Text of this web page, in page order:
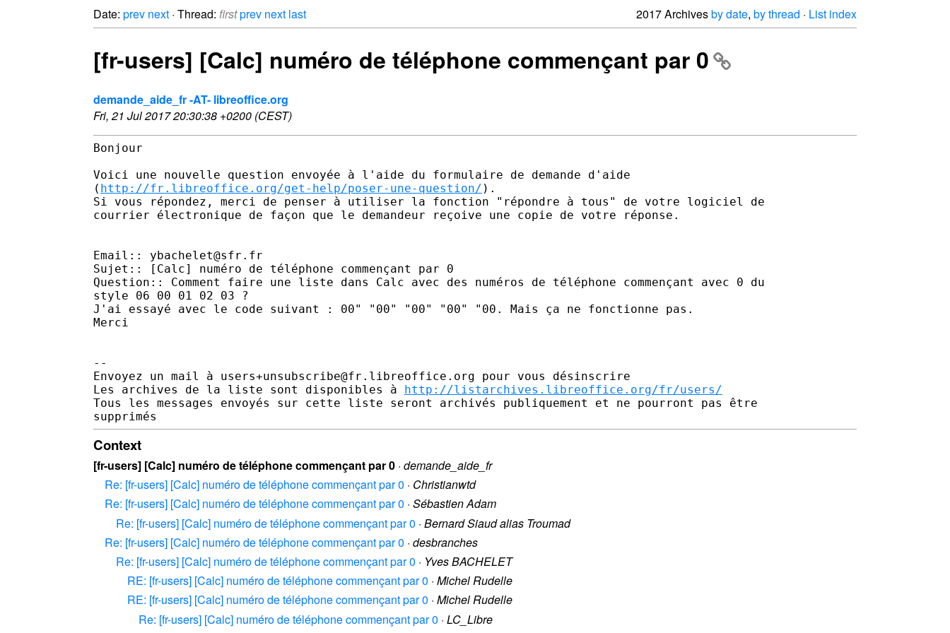
Date: prev next · Thread: firstprev next last 2017 Archivesby date, by thread · List index
[fr-users] [Calc] numéro de téléphone commençant par 0
demande_aide_fr -AT- libreoffice.org
Fri, 21 Jul 2017 20:30:38 +0200 (CEST)
Bonjour
Voici une nouvelle question envoyée à l'aide du formulaire de demande d'aide
( http://fr.libreoffice.org/get-help/poser-une-question/ ).
Si vous répondez, merci de penser à utiliser la fonction "répondre à tous" de votre logiciel de
courrier électronique de façon que le demandeur reçoive une copie de votre réponse.
Email:: ybachelet@sfr.fr
Sujet:: [Calc] numéro de téléphone commençant par 0
Question:: Comment faire une liste dans Calc avec des numéros de téléphone commençant avec 0 du
style 06 00 01 02 03 ?
J'ai essayé avec le code suivant : 00" "00" "00" "00" "00. Mais ça ne fonctionne pas.
Merci
--
Envoyez un mail à users+unsubscribe@fr.libreoffice.org pour vous désinscrire
Les archives de la liste sont disponibles à http://listarchives.libreoffice.org/fr/users/
Tous les messages envoyés sur cette liste seront archivés publiquement et ne pourront pas être
Context
[fr-users] [Calc] numéro de téléphone commençant par 0 · demande_aide_fr
Re: [fr-users] [Calc] numéro de téléphone commençant par 0 · Christianwtd
Re: [fr-users] [Calc] numéro de téléphone commençant par 0 · Sébastien Adam
Re: [fr-users] [Calc] numéro de téléphone commençant par 0 · Bernard Siaud alias Troumad
Re: [fr-users] [Calc] numéro de téléphone commençant par 0 · desbranches
Re: [fr-users] [Calc] numéro de téléphone commençant par 0 · Yves BACHELET
RE: [fr-users] [Calc] numéro de téléphone commençant par 0 · Michel Rudelle
RE: [fr-users] [Calc] numéro de téléphone commençant par 0 · Michel Rudelle
Re: [fr-users] [Calc] numéro de téléphone commençant par 0 · LC_Libre